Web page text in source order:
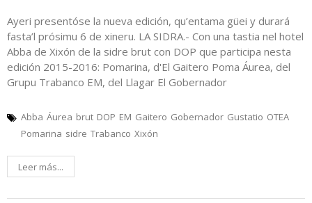
Ayeri presentóse la nueva edición, qu’entama güei y durará
fasta’l prósimu 6 de xineru. LA SIDRA.- Con una tastia nel hotel
Abba de Xixón de la sidre brut con DOP que participa nesta
edición 2015-2016: Pomarina, d'El Gaitero Poma Áurea, del
Grupu Trabanco EM, del Llagar El Gobernador
Abba Áurea brut DOP EM Gaitero Gobernador Gustatio OTEA
Pomarina sidre Trabanco Xixón
Leer más...